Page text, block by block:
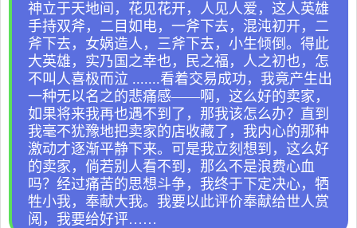
神立于天地间，花见花开，人见人爱，这人英雄
手持双斧，二目如电，一斧下去，混沌初开，二
斧下去，女娲造人，三斧下去，小生倾倒。得此
大英雄，实乃国之幸也，民之福，人之初也，怎
不叫人喜极而泣 .......看着交易成功，我竟产生出
一种无以名之的悲痛感——啊，这么好的卖家，
如果将来我再也遇不到了，那我该怎么办？直到
我毫不犹豫地把卖家的店收藏了，我内心的那种
激动才逐渐平静下来。可是我立刻想到，这么好
的卖家，倘若别人看不到，那么不是浪费心血
吗？经过痛苦的思想斗争，我终于下定决心，牺
牲小我，奉献大我。我要以此评价奉献给世人赏
阅，我要给好评……